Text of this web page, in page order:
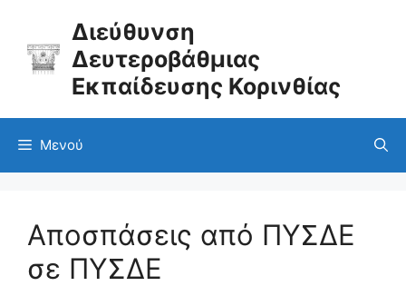
Διεύθυνση
Δευτεροβάθμιας
Εκπαίδευσης Κορινθίας
Μενού
Αποσπάσεις από ΠΥΣΔΕ
σε ΠΥΣΔΕ